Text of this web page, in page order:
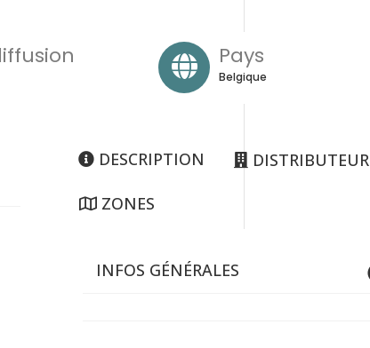
Pays
Belgique
DESCRIPTION DISTRIBUTEUR
ZONES
INFOS GÉNÉRALES